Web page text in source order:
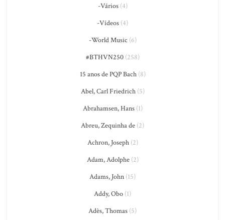
-Vários(4)
-Vídeos (4)
-World Music (6)
#BTHVN250(258)
15 anos de PQP Bach(8)
Abel, Carl Friedrich(5)
Abrahamsen, Hans(1)
Abreu, Zequinha de (2)
Achron, Joseph(2)
Adam, Adolphe(2)
Adams, John (15)
Addy, Obo (1)
Adès, Thomas (5)